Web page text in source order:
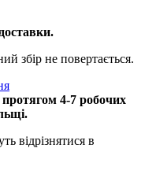
збір не повертається.
протягом 4-7 робочих
відрізнятися в